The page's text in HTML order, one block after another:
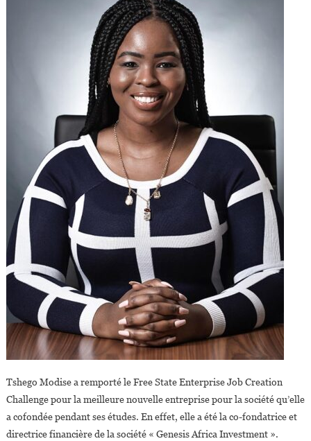
Tshego Modise a remporté le Free State Enterprise Job Creation
Challenge pour la meilleure nouvelle entreprise pour la société qu’elle
a cofondée pendant ses études. En effet, elle a été la co-fondatrice et
directrice financière de la société « Genesis Africa Investment ».